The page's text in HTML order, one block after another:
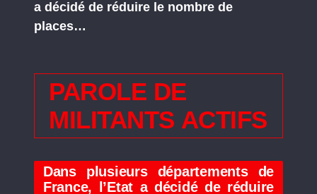
a décidé de réduire le nombre de
places…
PAROLE DE
MILITANTS ACTIFS
Dans plusieurs départements de
France, l’Etat a décidé de réduire